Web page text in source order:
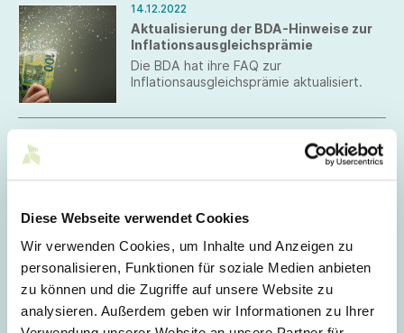
Diese Webseite verwendet Cookies
Wir verwenden Cookies, um Inhalte und Anzeigen zu
personalisieren, Funktionen für soziale Medien anbieten
zu können und die Zugriffe auf unsere Website zu
analysieren. Außerdem geben wir Informationen zu Ihrer
eingeführt.
14.12.2022
Aktualisierung der BDA-Hinweise zur
Inflationsausgleichsprämie
Die BDA hat ihre FAQ zur
Inflationsausgleichsprämie aktualisiert.
sachlichen Umfang der Steuerbefreiung.
07.12.2022
Bundestag verabschiedet
Jahressteuergesetz 2022
Der Bundestag hat am 2. Dezember 2022